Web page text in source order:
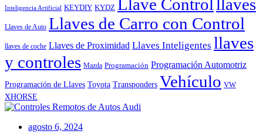
Inteligencia Artificial KEYDIY KYDZ Llave Controlllaves
Llaves de Auto Llaves de Carro con Control
llaves de coche Llaves de Proximidad Llaves Inteligentes llaves
y controles Mazda Programación Programación Automotriz
Programación de Llaves Toyota Transponders Vehículo VW
XHORSE
agosto 6, 2024